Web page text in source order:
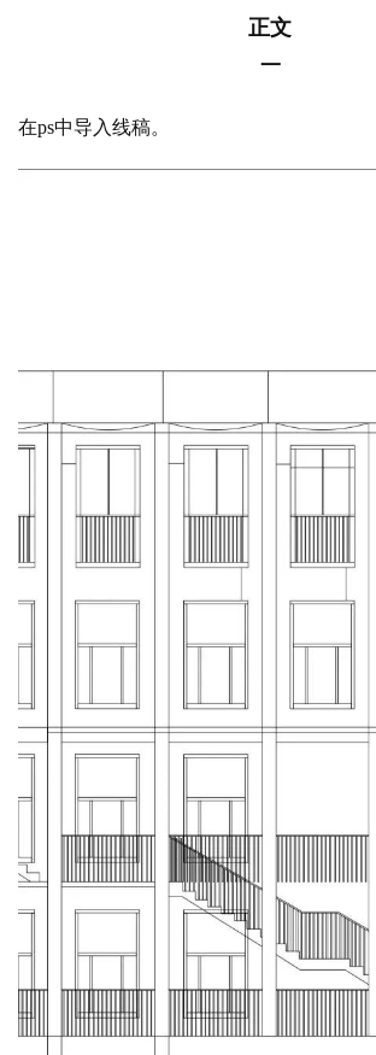
正文
一
在ps中导入线稿。